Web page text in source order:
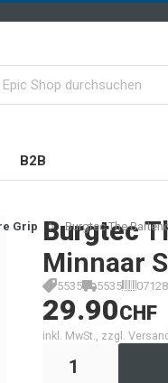
B2B
Grip Burgtec The
Burgtec
Minnaar
5535 5535
29.90CHF
inkl. MwSt., zzgl.